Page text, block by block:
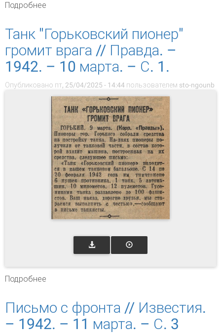
Подробнее
Танк "Горьковский пионер"
громит врага // Правда. –
1942. – 10 марта. – С. 1.
Опубликовано пт, 25/04/2025 - 14:44 пользователем sto-ngounb
Подробнее
Письмо с фронта // Известия.
– 1942. – 11 марта. – С. 3